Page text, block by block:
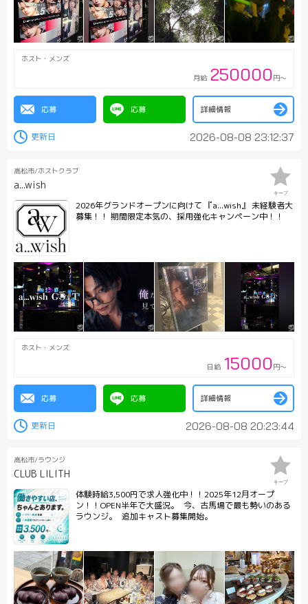
ホスト・メンズ
月給 250000 円～
応募 応募 詳細情報
2026-08-08 23:12:37
高松市/ホストクラブ
a...wish
キープ
2026年グランドオープンに向けて 『a...wish』 未経験者大
募集！！ 期間限定本気の、採用強化キャンペーン中！！
ホスト・メンズ
日給 15000 円～
応募 応募 詳細情報
2026-08-08 20:23:44
高松市/ラウンジ
CLUB LILITH
キープ
体験時給3,500円で求人強化中！！2025年12月オープ
ン！！OPEN半年で大盛況。 今、古馬場で最も勢いのある
ラウンジ。 追加キャスト募集開始。